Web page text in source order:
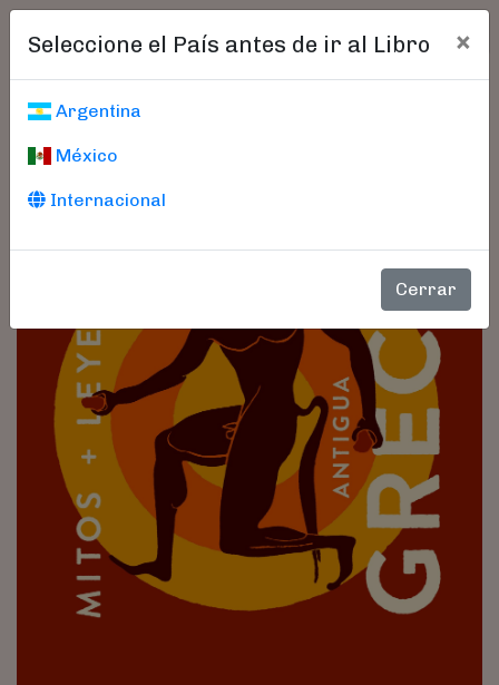
Seleccione el País antes de ir al Libro ×
Argentina
México
Internacional
Cerrar